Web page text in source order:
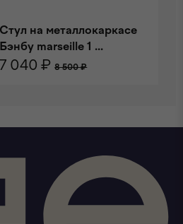
Стул на металлокаркасе
Бэнбу marseille 1 ...
7 040 ₽ 8 500 ₽